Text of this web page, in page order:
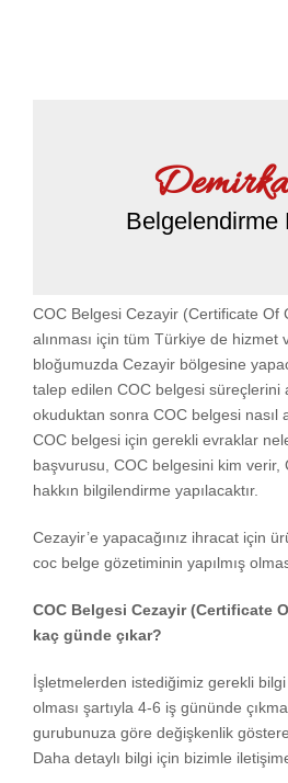
Belgelendirme
COC Belgesi Cezayir (Certificate Of
alınması için tüm Türkiye de hizmet
bloğumuzda Cezayir bölgesine
talep edilen COC belgesi süreçlerini
okuduktan sonra COC belgesi nasıl
COC belgesi için gerekli evraklar
başvurusu, COC belgesini kim verir,
hakkın bilgilendirme yapılacaktır.
Cezayir’e yapacağınız ihracat için
coc belge gözetiminin yapılmış
COC Belgesi Cezayir (Certificate
kaç günde çıkar?
İşletmelerden istediğimiz gerekli
olması şartıyla 4-6 iş gününde
gurubunuza göre değişkenlik
Daha detaylı bilgi için bizimle